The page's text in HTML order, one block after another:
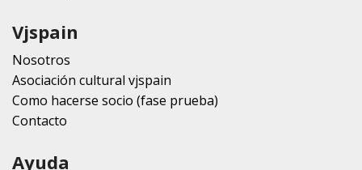
Vjspain
Nosotros
Asociación cultural vjspain
Como hacerse socio (fase prueba)
Contacto
Ayuda